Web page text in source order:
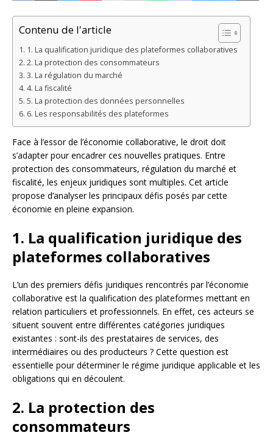
Contenu de l'article
1. La qualification juridique des plateformes collaboratives
2. La protection des consommateurs
3. La régulation du marché
4. La fiscalité
5. La protection des données personnelles
6. Les responsabilités des plateformes
Face à l’essor de l’économie collaborative, le droit doit
s’adapter pour encadrer ces nouvelles pratiques. Entre
protection des consommateurs, régulation du marché et
fiscalité, les enjeux juridiques sont multiples. Cet article
propose d’analyser les principaux défis posés par cette
économie en pleine expansion.
1. La qualification juridique des
plateformes collaboratives
L’un des premiers défis juridiques rencontrés par l’économie
collaborative est la qualification des plateformes mettant en
relation particuliers et professionnels. En effet, ces acteurs se
situent souvent entre différentes catégories juridiques
existantes : sont-ils des prestataires de services, des
intermédiaires ou des producteurs ? Cette question est
essentielle pour déterminer le régime juridique applicable et les
obligations qui en découlent.
2. La protection des
consommateurs